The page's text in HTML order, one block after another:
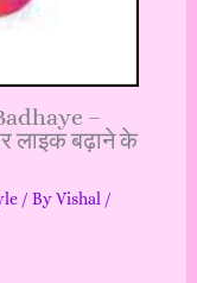
–
लाइक बढ़ाने के
/ ByVishal /